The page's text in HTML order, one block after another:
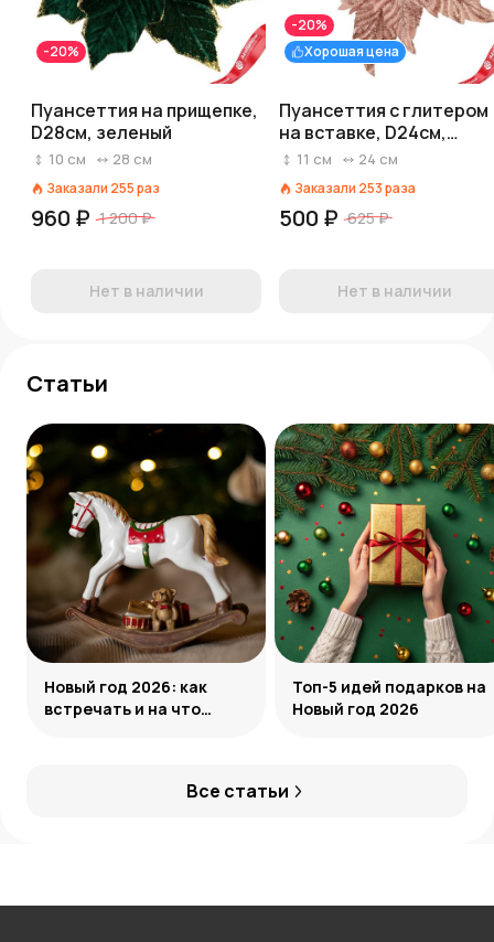
-20%
Пуансеттия на прищепке,
D28см, зеленый
10 см 28 см
Заказали 255раз
960 ₽ 1 200 ₽
Нет в наличии
Хорошая цена
-20%
Пуансеттия с глитером
на вставке, D24см,
розовый
11 см 24 см
Заказали 253раза
500 ₽ 625 ₽
Нет в наличии
Статьи
Все статьи
Новый год 2026: как
встречать и на что
Топ-5 идей подарков на
Новый год 2026